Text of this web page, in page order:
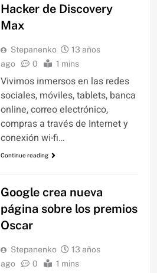
Hacker de Discovery
Max
Stepanenko
13 años
ago
0 1 mins
Vivimos inmersos en las redes
sociales, móviles, tablets, banca
online, correo electrónico,
compras a través de Internet y
conexión wi-fi…
Continue reading
Google crea nueva
página sobre los premios
Oscar
Stepanenko
13 años
ago
0 1 mins